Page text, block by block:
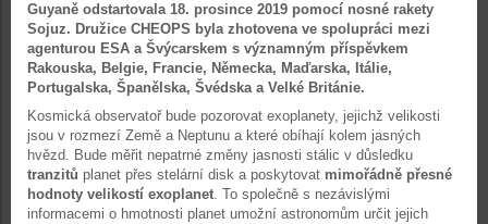
Guyaně odstartovala 18. prosince 2019 pomocí nosné rakety
Sojuz. Družice CHEOPS byla zhotovena ve spolupráci mezi
agenturou ESA a Švýcarskem s významným příspěvkem
Rakouska, Belgie, Francie, Německa, Maďarska, Itálie,
Portugalska, Španělska, Švédska a Velké Británie.
Kosmická observatoř bude pozorovat exoplanety, jejichž velikosti
jsou v rozmezí Země a Neptunu a které obíhají kolem jasných
hvězd. Bude měřit nepatrné změny jasnosti stálic v důsledku
tranzitů planet přes stelární disk a poskytovat mimořádně přesné
hodnoty velikostí exoplanet. To společně s nezávislými
informacemi o hmotnosti planet umožní astronomům určit jejich